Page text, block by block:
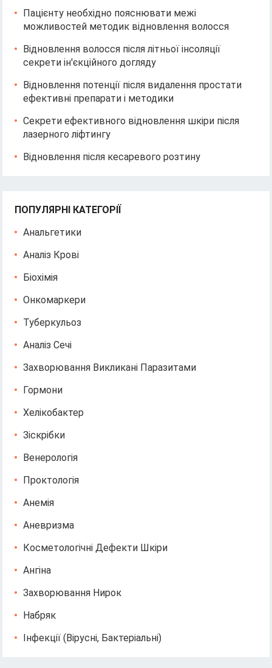
Пацієнту необхідно пояснювати межі
можливостей методик відновлення волосся
Відновлення волосся після літньої інсоляції
секрети ін'єкційного догляду
Відновлення потенції після видалення простати
ефективні препарати і методики
Секрети ефективного відновлення шкіри після
лазерного ліфтингу
Відновлення після кесаревого розтину
ПОПУЛЯРНІ КАТЕГОРІЇ
Анальгетики
Аналіз Крові
Біохімія
Онкомаркери
Туберкульоз
Аналіз Сечі
Захворювання Викликані Паразитами
Гормони
Хелікобактер
Зіскрібки
Венерологія
Проктологія
Анемія
Аневризма
Косметологічні Дефекти Шкіри
Ангіна
Захворювання Нирок
Набряк
Інфекції (вірусні, Бактеріальні)